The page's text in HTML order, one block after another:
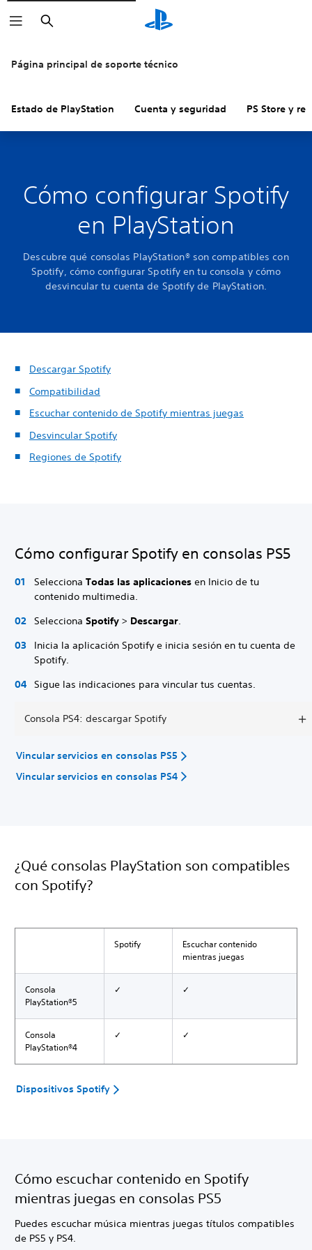
Buscar
Página principal de soporte técnico
Estado de PlayStation Cuenta y seguridad PS Store y
Cómo configurar Spotify
en PlayStation
Descubre qué consolas PlayStation® son compatibles con
Spotify, cómo configurar Spotify en tu consola y cómo
desvincular tu cuenta de Spotify de PlayStation.
Descargar Spotify
Compatibilidad
Escuchar contenido de Spotify mientras juegas
Desvincular Spotify
Regiones de Spotify
Cómo configurar Spotify en consolas PS5
Selecciona Todas las aplicaciones en Inicio de tu
contenido multimedia.
Selecciona Spotify > Descargar.
Inicia la aplicación Spotify e inicia sesión en tu cuenta de
Spotify.
Sigue las indicaciones para vincular tus cuentas.
Consola PS4: descargar Spotify
Vincular servicios en consolas PS5
Vincular servicios en consolas PS4
¿Qué consolas PlayStation son compatibles
con Spotify?
Spotify
Escuchar contenido
mientras juegas
Consola
PlayStation®5
✓ ✓
Consola
PlayStation®4
✓ ✓
Dispositivos Spotify
Cómo escuchar contenido en Spotify
mientras juegas en consolas PS5
Puedes escuchar música mientras juegas títulos compatibles
de PS5 y PS4.